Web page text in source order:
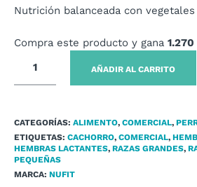
Nutrición balanceada con
Compra este producto y gana 1.270
AÑADIR AL CARRITO
CATEGORÍAS: ALIMENTO, COMERCIAL,
ETIQUETAS: CACHORRO, COMERCIAL,
HEMBRAS LACTANTES, RAZAS GRANDES,
PEQUEÑAS
MARCA: NUFIT